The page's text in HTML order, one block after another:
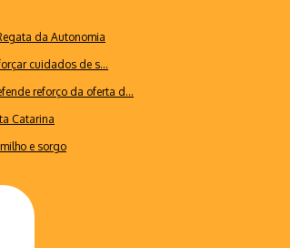
da Autonomia
cuidados de s...
reforço da oferta d...
Catarina
e sorgo